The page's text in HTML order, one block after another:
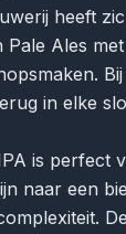
heeft
Pale Ales
in elke
is perfect
naar een